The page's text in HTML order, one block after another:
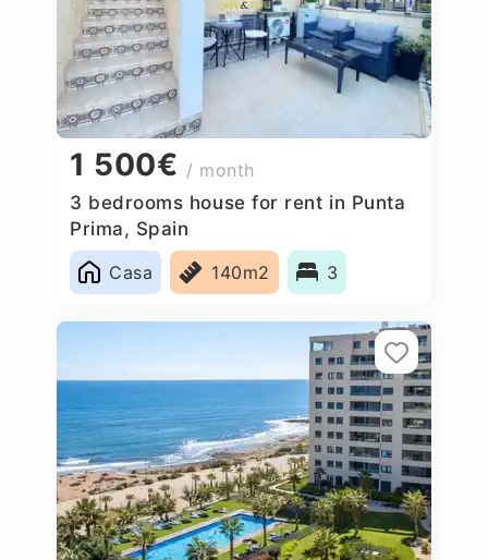
1 500€ / month
3 bedrooms house for rent in Punta
Prima, Spain
Casa
140m2 3